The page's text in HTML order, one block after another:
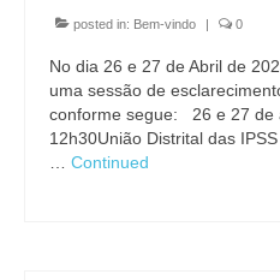
posted in: Bem-vindo | 0
No dia 26 e 27 de Abril de
uma sessão de
conforme segue: 26 e 27 de
12h30União Distrital das
Continued